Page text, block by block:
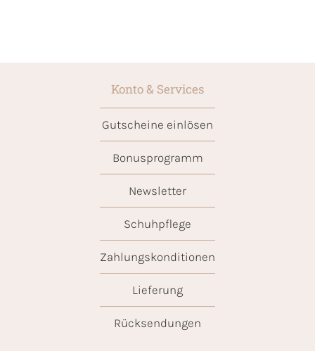
Konto & Services
Gutscheine einlösen
Bonusprogramm
Newsletter
Schuhpflege
Zahlungskonditionen
Lieferung
Rücksendungen